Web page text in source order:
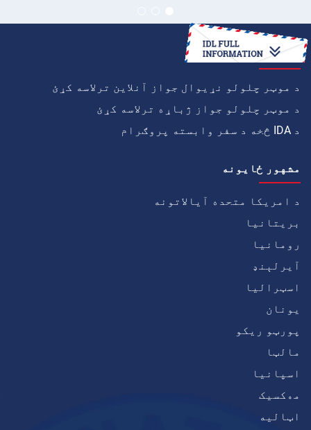
څنګه
د موټر چلولو نړیوال جواز آنلاین ترلاسه کړئ
د موټر چلولو جواز ژباړه ترلاسه کړئ
د IDA څخه د سفر وابسته پروګرام
مشهور ځايونه
د امریکا متحده آیالاتونه
بریتانیا
رومانیا
آيرلېنډ
اسټرالیا
يونان
پورټو ریکو
مالټا
اسپانیا
مەکسیک
اټاليه